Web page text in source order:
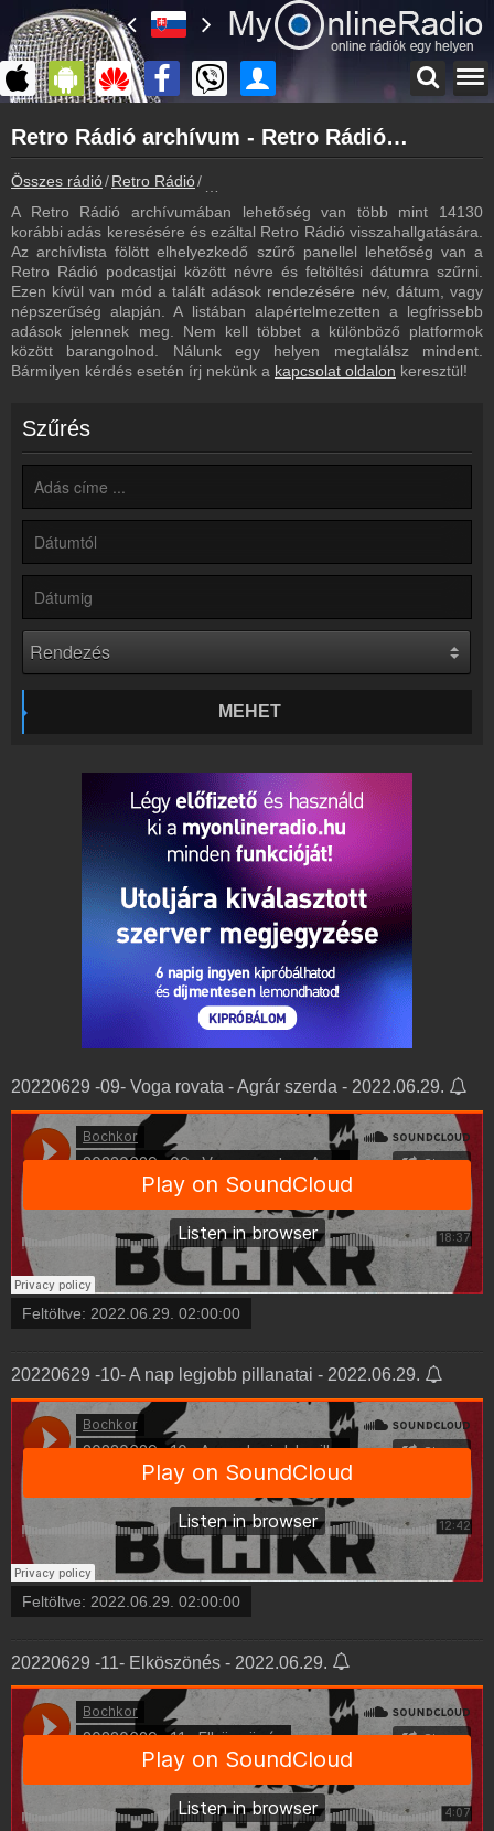
myonlineradio.hu
Retro Rádió
Vissza a Retro Rádió oldalára
Bejelentkezés
Hozz létre saját fiókot!
Most szól
Tudd meg mi szólt eddig
Frekvenciák
Retro Rádió frekvencia
Retro Rádió műsorai
Webkamera
Retro Rádió webkamera, élőkép
Hírek
Retro Rádió kapcsolatos hírek
Kapcsolat
Írj nekünk!
Partnerek
Rádiós partnerek
Rádió beágyazás
Ágyazd be weboldaladba
Retro Rádió archívum - Retro Rádió podcasts - Retro Rádió visszahallgatás
Összes rádió Retro Rádió
A Retro Rádió archívumában lehetőség van több mint 14130
korábbi adás keresésére és ezáltal Retro Rádió visszahallgatására.
Az archívlista fölött elhelyezkedő szűrő panellel lehetőség van a
Retro Rádió podcastjai között névre és feltöltési dátumra szűrni.
Ezen kívül van mód a talált adások rendezésére név, dátum, vagy
népszerűség alapján. A listában alapértelmezetten a legfrissebb
adások jelennek meg. Nem kell többet a különböző platformok
között barangolnod. Nálunk egy helyen megtalálsz mindent.
Bármilyen kérdés esetén írj nekünk a kapcsolat oldalon keresztül!
Szűrés
MEHET
20220629 -09- Voga rovata - Agrár szerda - 2022.06.29.
Feltöltve: 2022.06.29. 02:00:00
20220629 -10- A nap legjobb pillanatai - 2022.06.29.
Feltöltve: 2022.06.29. 02:00:00
20220629 -11- Elköszönés - 2022.06.29.